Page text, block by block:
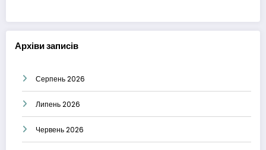
Архіви записів
Серпень 2026
Липень 2026
Червень 2026